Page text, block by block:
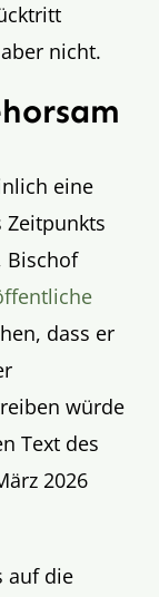
nicht.
eine
Zeitpunkts
Bischof
dass er
würde
Text des
2026
auf die